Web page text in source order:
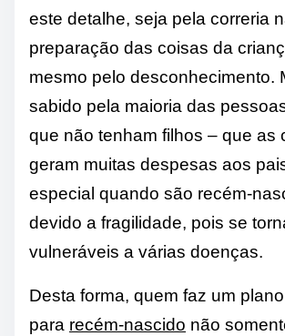
este detalhe, seja pela correria
preparação das coisas da
mesmo pelo desconhecimento.
sabido pela maioria das
que não tenham filhos – que as
geram muitas despesas aos
especial quando são recém-
devido a fragilidade, pois se
vulneráveis a várias doenças.
Desta forma, quem faz um
para recém-nascido não